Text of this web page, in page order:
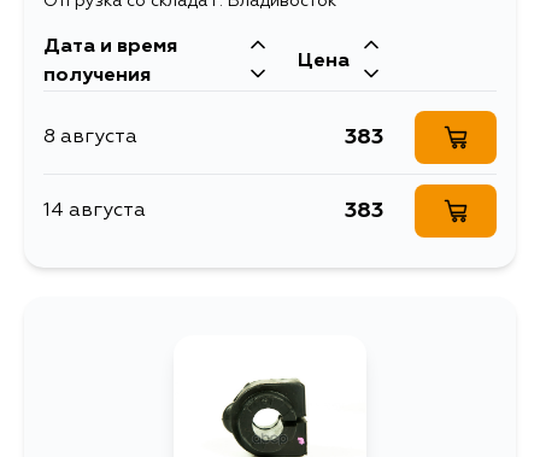
Дата и время
получения
Цена
8 августа 383
14 августа 383